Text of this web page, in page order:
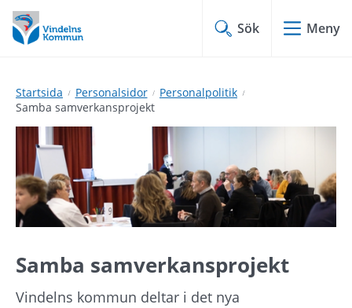
Hoppa
till
innehåll
Hoppa
till
undermeny
Sök Meny
Startsida Personalsidor
Personalpolitik
Samba samverkansprojekt
Samba samverkansprojekt
Vindelns kommun deltar i det nya